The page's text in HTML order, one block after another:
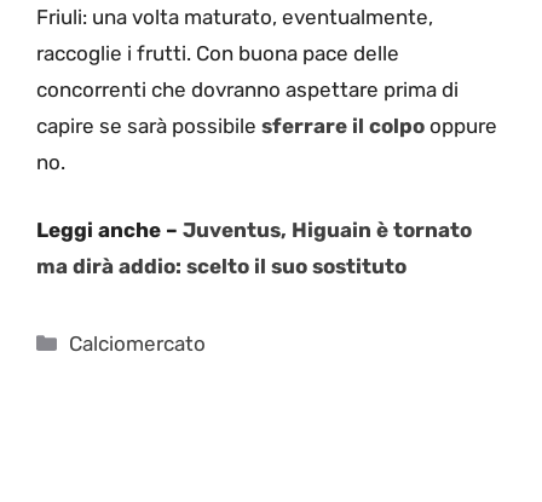
Friuli: una volta maturato, eventualmente,
raccoglie i frutti. Con buona pace delle
concorrenti che dovranno aspettare prima di
capire se sarà possibile sferrare il colpo oppure
no.
Leggi anche – Juventus, Higuain è tornato
ma dirà addio: scelto il suo sostituto
Categorie
Calciomercato